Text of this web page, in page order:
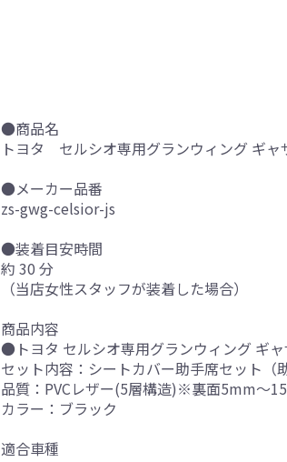
●商品名
トヨタ セルシオ専用グランウィング ギ
●メーカー品番
zs-gwg-celsior-js
●装着目安時間
約 30 分
（当店女性スタッフが装着した場合）
商品内容
●トヨタ セルシオ専用グランウィング ギ
セット内容：シートカバー助手席セット（
品質：PVCレザー(5層構造)※裏面5mm～
カラー：ブラック
適合車種